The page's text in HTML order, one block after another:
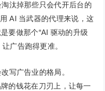
汰掉那些只会代开后台的
AI 当武器的代理来说，这
要做那个“AI 驱动的升级
广告跑得更准。
写广告业的格局。
的钱花在刀刃上，让每一